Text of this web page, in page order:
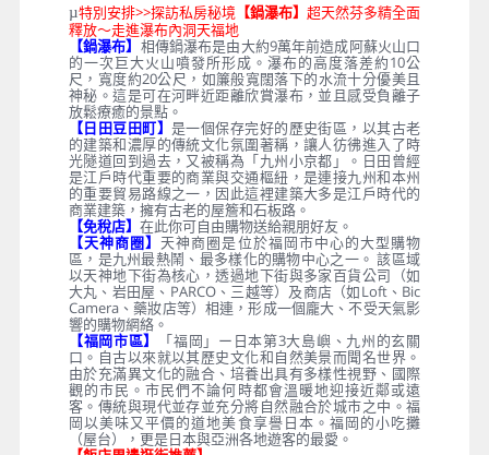
µ特別安排>>探訪私房秘境 【鍋瀑布】超天然芬多精全面
釋放～走進瀑布內洞天福地
【鍋瀑布】 相傳鍋瀑布是由大約9萬年前造成阿蘇火山口
的一次巨大火山噴發所形成。瀑布的高度落差約10公
尺，寬度約20公尺，如簾般寬闊落下的水流十分優美且
神秘。這是可在河畔近距離欣賞瀑布，並且感受負離子
放鬆療癒的景點。
【日田豆田町】是一個保存完好的歷史街區，以其古老
的建築和濃厚的傳統文化氛圍著稱，讓人彷彿進入了時
光隧道回到過去，又被稱為「九州小京都」。日田曾經
是江戶時代重要的商業與交通樞紐，是連接九州和本州
的重要貿易路線之一，因此這裡建築大多是江戶時代的
商業建築，擁有古老的屋簷和石板路。
【免稅店】 在此你可自由購物送給親朋好友。
【天神商圈】天神商圈是位於福岡市中心的大型購物
區，是九州最熱鬧、最多樣化的購物中心之一。 該區域
以天神地下街為核心，透過地下街與多家百貨公司（如
大丸、岩田屋、PARCO、三越等）及商店（如Loft、Bic
Camera、藥妝店等）相連，形成一個龐大、不受天氣影
響的購物網絡。
【福岡市區】
「福岡」ー日本第3大島嶼、九州的玄關
口。自古以來就以其歷史文化和自然美景而聞名世界。
由於充滿異文化的融合、培養出具有多樣性視野、國際
觀的市民。市民們不論何時都會溫暖地迎接近鄰或遠
客。傳統與現代並存並充分將自然融合於城市之中。福
岡以美味又平價的道地美食享譽日本。福岡的小吃攤
（屋台），更是日本與亞洲各地遊客的最愛。